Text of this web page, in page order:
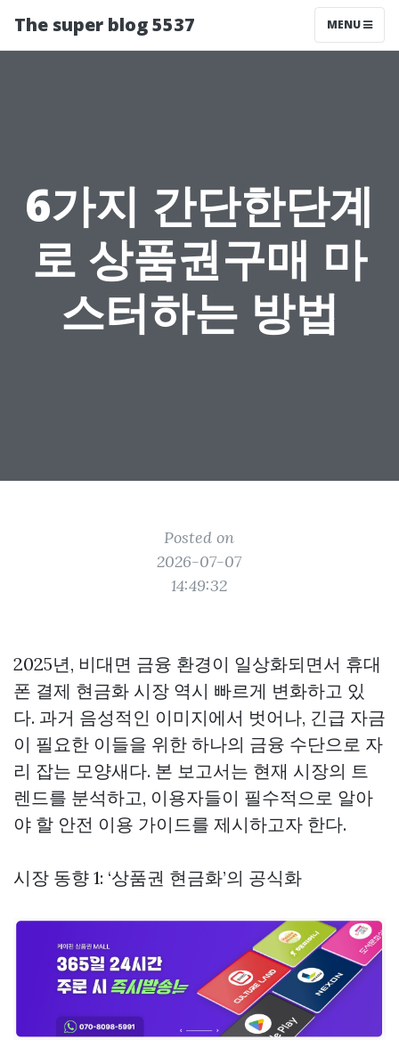
The super blog 5537 MENU
6가지 간단한단계
로 상품권구매 마
스터하는 방법
Posted on
2026-07-07
14:49:32
2025년, 비대면 금융 환경이 일상화되면서 휴대
폰 결제 현금화 시장 역시 빠르게 변화하고 있
다. 과거 음성적인 이미지에서 벗어나, 긴급 자금
이 필요한 이들을 위한 하나의 금융 수단으로 자
리 잡는 모양새다. 본 보고서는 현재 시장의 트
렌드를 분석하고, 이용자들이 필수적으로 알아
야 할 안전 이용 가이드를 제시하고자 한다.
시장 동향 1: ‘상품권 현금화’의 공식화